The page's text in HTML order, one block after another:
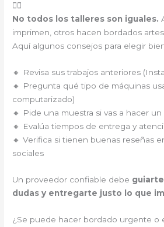
🕵️‍♂️
No todos los talleres son iguales.
imprimen, otros hacen bordados
Aquí algunos consejos para elegir
🔸 Revisa sus trabajos anteriores
🔸 Pregunta qué tipo de máquinas
computarizado)
🔸 Pide una muestra si vas a hacer
🔸 Evalúa tiempos de entrega y
🔸 Verifica si tienen buenas reseñas
sociales
Un proveedor confiable debe
dudas y entregarte justo lo que
¿Se puede hacer bordado urgente o